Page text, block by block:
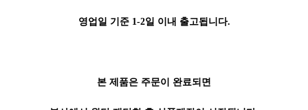
영업일 기준 1-2일 이내 출고됩니다.
본 제품은 주문이 완료되면